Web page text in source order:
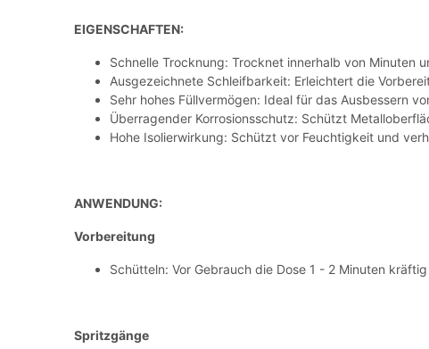
EIGENSCHAFTEN:
Schnelle Trocknung: Trocknet innerhalb von Minuten
Ausgezeichnete Schleifbarkeit: Erleichtert die
Sehr hohes Füllvermögen: Ideal für das Ausbessern
Überragender Korrosionsschutz: Schützt
Hohe Isolierwirkung: Schützt vor Feuchtigkeit und
ANWENDUNG:
Vorbereitung
Schütteln: Vor Gebrauch die Dose 1 - 2 Minuten
Spritzgänge